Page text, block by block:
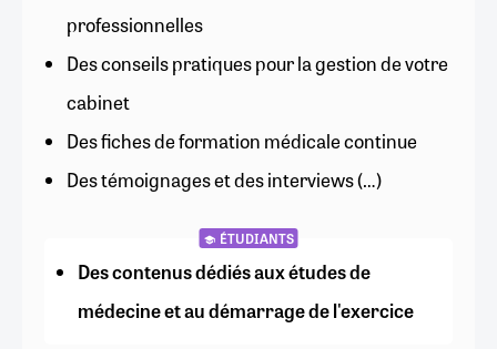
professionnelles
Des conseils pratiques pour la gestion de votre
cabinet
Des fiches de formation médicale continue
Des témoignages et des interviews (…)
ÉTUDIANTS
Des contenus dédiés aux études de
médecine et au démarrage de l'exercice